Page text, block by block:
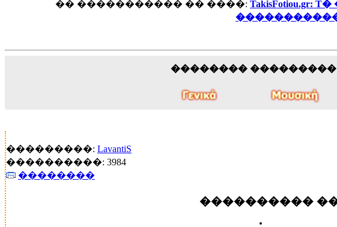
�� ����������� �� ����:
��������
���������: LavantiS
����������: 3984
��������
����������